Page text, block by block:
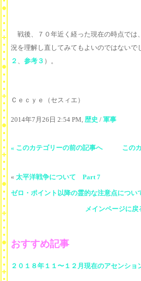
戦後、７０年近く経った現在の時点では
況を理解し直してみてもよいのではないで
２ 、 参考３ ）。
Ｃｅｃｙｅ（セスィエ）
2014年7月26日 2:54 PM, 歴史 / 軍事
« このカテゴリーの前の記事へ この
« 太平洋戦争について Part 7
ゼロ・ポイント以降の霊的な注意点につ
メインページに戻
おすすめ記事
２０１８年１１〜１２月現在のアセンシ